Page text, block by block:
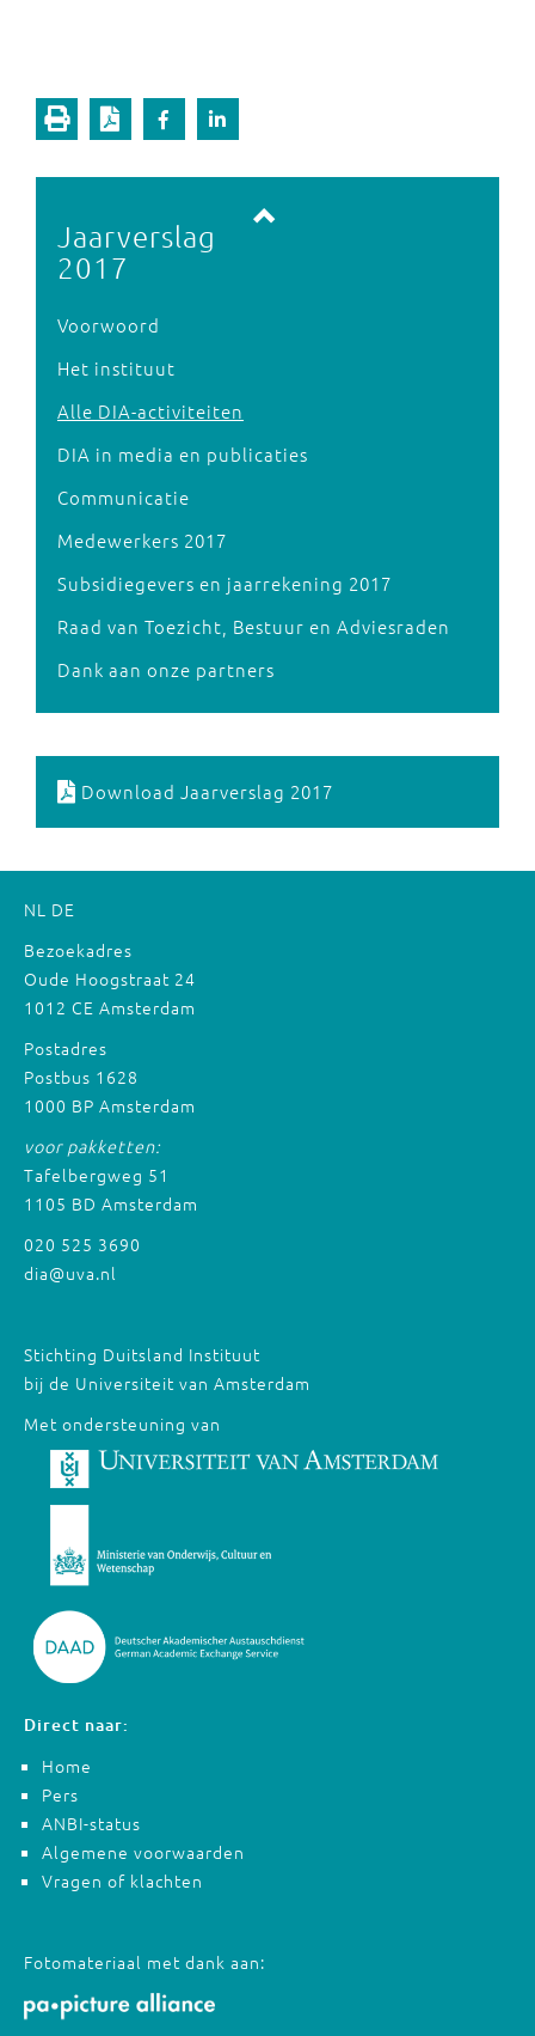
Jaarverslag
2017
Voorwoord
Het instituut
Alle DIA-activiteiten
DIA in media en publicaties
Communicatie
Medewerkers 2017
Subsidiegevers en jaarrekening 2017
Raad van Toezicht, Bestuur en Adviesraden
Dank aan onze partners
Download Jaarverslag 2017
NL DE
Bezoekadres
Oude Hoogstraat 24
1012 CE Amsterdam
Postadres
Postbus 1628
1000 BP Amsterdam
voor pakketten:
Tafelbergweg 51
1105 BD Amsterdam
020 525 3690
dia@uva.nl
Stichting Duitsland Instituut
bij de Universiteit van Amsterdam
Met ondersteuning van
Direct naar:
Home
Pers
ANBI-status
Algemene voorwaarden
Vragen of klachten
Fotomateriaal met dank aan: